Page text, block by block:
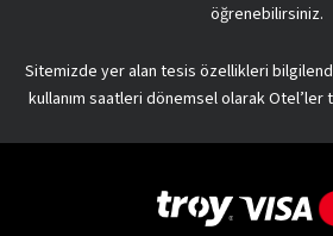
öğrenebilirsiniz.
Sitemizde yer alan tesis özellikleri
kullanım saatleri dönemsel olarak Otel’ler